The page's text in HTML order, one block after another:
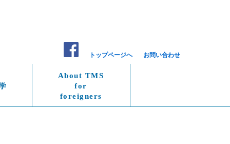
トップページへ お問い合わせ
About TMS
for
foreigners